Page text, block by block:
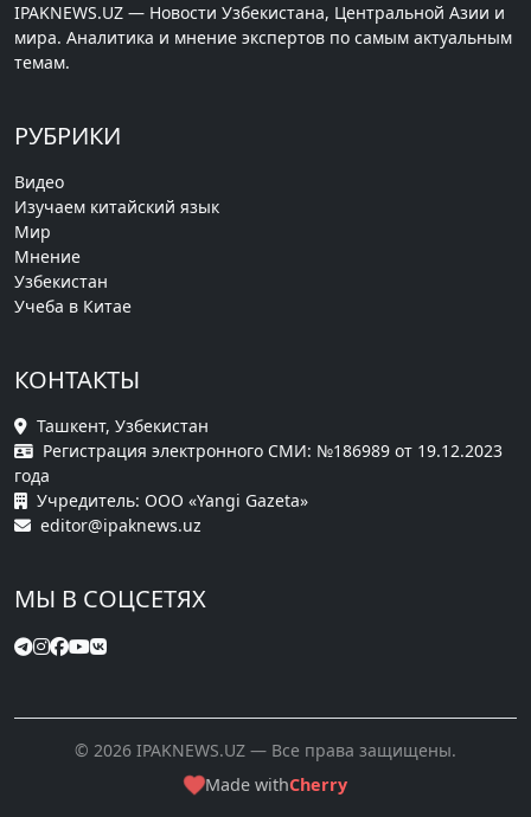
IPAKNEWS.UZ — Новости Узбекистана, Центральной Азии и
мира. Аналитика и мнение экспертов по самым актуальным
темам.
РУБРИКИ
Видео
Изучаем китайский язык
Мир
Мнение
Узбекистан
Учеба в Китае
КОНТАКТЫ
Ташкент, Узбекистан
Регистрация электронного СМИ: №186989 от 19.12.2023
года
Учредитель: ООО «Yangi Gazeta»
editor@ipaknews.uz
МЫ В СОЦСЕТЯХ
© 2026 IPAKNEWS.UZ — Все права защищены.
Made withCherry